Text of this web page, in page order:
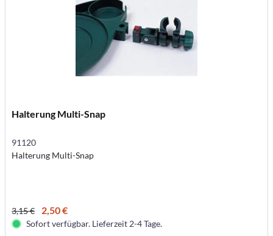
Halterung Multi-Snap
91120
Halterung Multi-Snap
3,15 € 2,50 €
Sofort verfügbar. Lieferzeit 2-4 Tage.